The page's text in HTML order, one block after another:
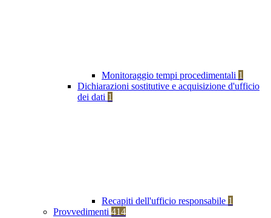
Monitoraggio tempi procedimentali 1
Dichiarazioni sostitutive e acquisizione d'ufficio
dei dati 1
Recapiti dell'ufficio responsabile 1
Provvedimenti 414